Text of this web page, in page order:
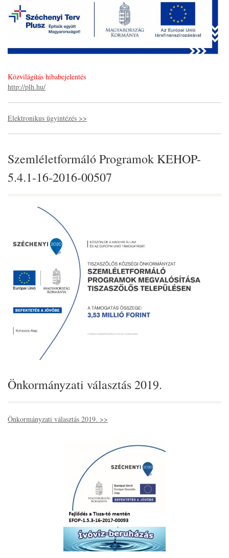
Közvilágítás hibabejelentés
http://plh.hu/
Elektronikus ügyintézés >>
Szemléletformáló Programok KEHOP-
5.4.1-16-2016-00507
Önkormányzati választás 2019.
Önkormányzati választás 2019. >>